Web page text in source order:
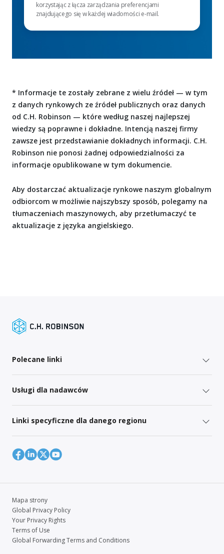
korzystając z łącza zarządzania preferencjami
znajdującego się w każdej wiadomości e-mail.
* Informacje te zostały zebrane z wielu źródeł — w tym
z danych rynkowych ze źródeł publicznych oraz danych
od C.H. Robinson — które według naszej najlepszej
wiedzy są poprawne i dokładne. Intencją naszej firmy
zawsze jest przedstawianie dokładnych informacji. C.H.
Robinson nie ponosi żadnej odpowiedzialności za
informacje opublikowane w tym dokumencie.
Aby dostarczać aktualizacje rynkowe naszym globalnym
odbiorcom w możliwie najszybszy sposób, polegamy na
tłumaczeniach maszynowych, aby przetłumaczyć te
aktualizacje z języka angielskiego.
Polecane linki
Usługi dla nadawców
Linki specyficzne dla danego regionu
Mapa strony
Global Privacy Policy
Your Privacy Rights
Terms of Use
Global Forwarding Terms and Conditions